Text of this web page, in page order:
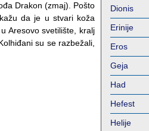
Drakon (zmaj). Pošto
da je u stvari koža
Aresovo svetilište, kralj
su se razbežali,
Dionis
Erinije
Eros
Geja
Had
Hefest
Helije